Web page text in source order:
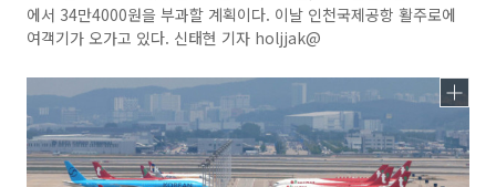
에서 34만4000원을 부과할 계획이다. 이날 인천국제공항 활주로에
여객기가 오가고 있다. 신태현 기자 holjjak@